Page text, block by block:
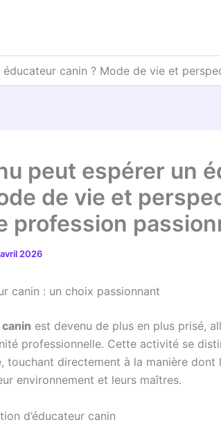
éducateur canin ? Mode de vie et
peut espérer un
de vie et
profession
avril 2026
canin : un choix passionnant
est devenu de plus en plus prisé,
professionnelle. Cette activité se
touchant directement à la manière dont
environnement et leurs maîtres.
d’éducateur canin